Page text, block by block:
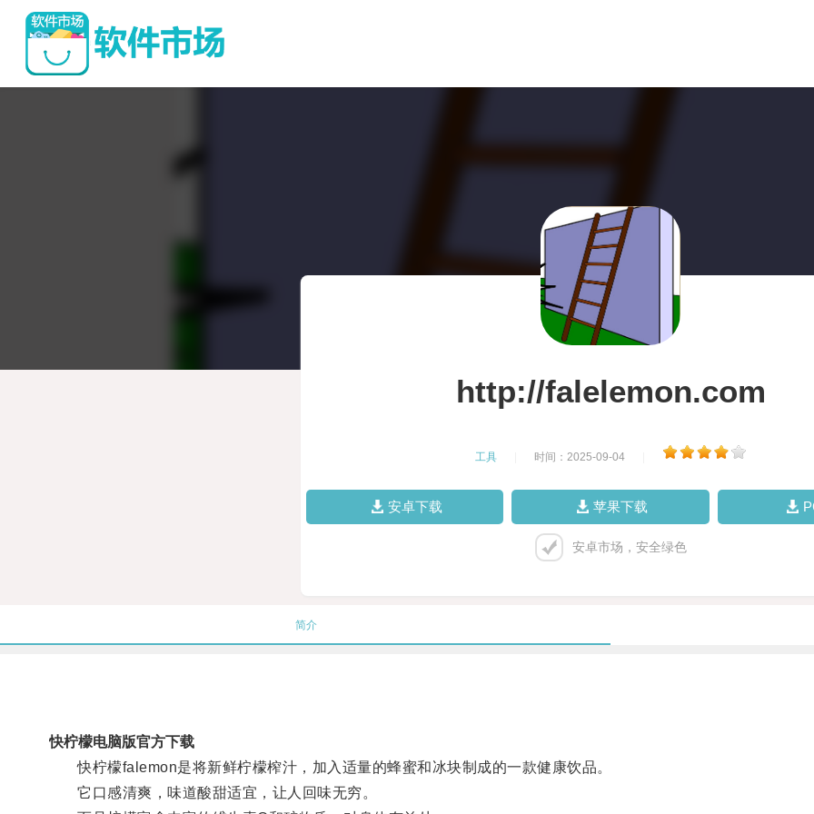
http://falelemon.com
工具 时间：2025-09-04
安卓下载 苹果下载
安卓市场，安全绿色
简介
快柠檬电脑版官方下载
快柠檬falemon是将新鲜柠檬榨汁，加入适量的蜂蜜和冰块制成的一款健康饮品。
它口感清爽，味道酸甜适宜，让人回味无穷。